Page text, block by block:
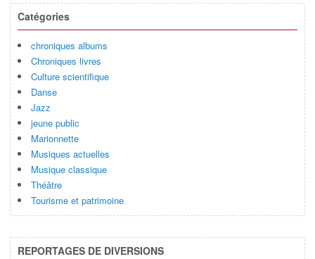
Catégories
chroniques albums
Chroniques livres
Culture scientifique
Danse
Jazz
jeune public
Marionnette
Musiques actuelles
Musique classique
Théâtre
Tourisme et patrimoine
REPORTAGES DE DIVERSIONS